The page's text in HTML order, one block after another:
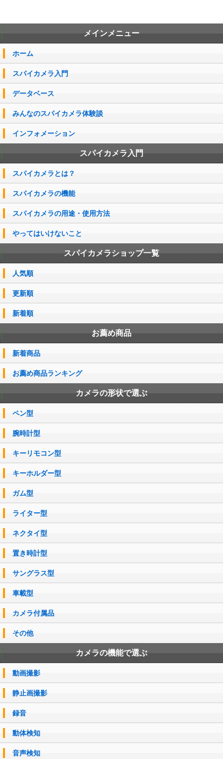
メインメニュー
ホーム
スパイカメラ入門
データベース
みんなのスパイカメラ体験談
インフォメーション
スパイカメラ入門
スパイカメラとは？
スパイカメラの機能
スパイカメラの用途・使用方法
やってはいけないこと
スパイカメラショップ一覧
人気順
更新順
新着順
お薦め商品
新着商品
お薦め商品ランキング
カメラの形状で選ぶ
ペン型
腕時計型
キーリモコン型
キーホルダー型
ガム型
ライター型
ネクタイ型
置き時計型
サングラス型
車載型
カメラ付属品
その他
カメラの機能で選ぶ
動画撮影
静止画撮影
録音
動体検知
音声検知